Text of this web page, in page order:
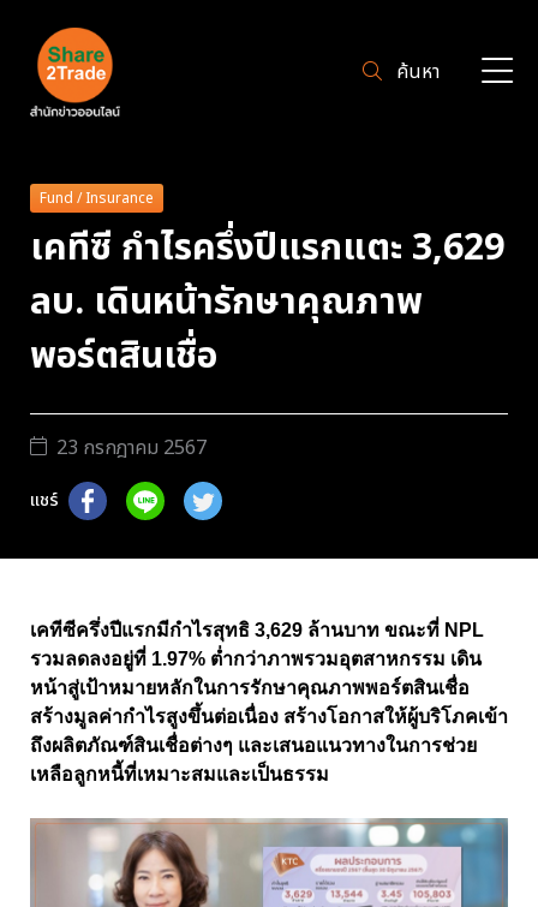
ค้นหา
Fund / Insurance
เคทีซี กำไรครึ่งปีแรกแตะ 3,629
ลบ. เดินหน้ารักษาคุณภาพ
พอร์ตสินเชื่อ
23 กรกฎาคม 2567
แชร์
เคทีซีครึ่งปีแรกมีกำไรสุทธิ 3,629 ล้านบาท ขณะที่ NPL
รวมลดลงอยู่ที่ 1.97% ต่ำกว่าภาพรวมอุตสาหกรรม เดิน
หน้าสู่เป้าหมายหลักในการรักษาคุณภาพพอร์ตสินเชื่อ
สร้างมูลค่ากำไรสูงขึ้นต่อเนื่อง สร้างโอกาสให้ผู้บริโภคเข้า
ถึงผลิตภัณฑ์สินเชื่อต่างๆ และเสนอแนวทางในการช่วย
เหลือลูกหนี้ที่เหมาะสมและเป็นธรรม